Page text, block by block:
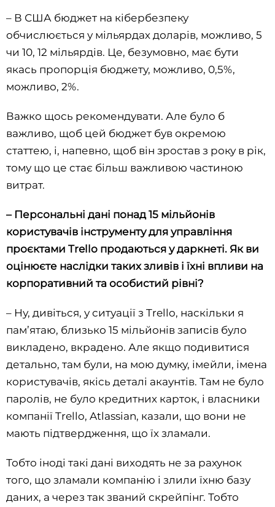
– В США бюджет на кібербезпеку
обчислюється у мільярдах доларів, можливо, 5
чи 10, 12 мільярдів. Це, безумовно, має бути
якась пропорція бюджету, можливо, 0,5%,
можливо, 2%.
Важко щось рекомендувати. Але було б
важливо, щоб цей бюджет був окремою
статтею, і, напевно, щоб він зростав з року в рік,
тому що це стає більш важливою частиною
витрат.
– Персональні дані понад 15 мільйонів
користувачів інструменту для управління
проєктами Trello продаються у даркнеті. Як ви
оцінюєте наслідки таких зливів і їхні впливи на
корпоративний та особистий рівні?
– Ну, дивіться, у ситуації з Trello, наскільки я
пам’ятаю, близько 15 мільйонів записів було
викладено, вкрадено. Але якщо подивитися
детально, там були, на мою думку, імейли, імена
користувачів, якісь деталі акаунтів. Там не було
паролів, не було кредитних карток, і власники
компанії Trello, Atlassian, казали, що вони не
мають підтвердження, що їх зламали.
Тобто іноді такі дані виходять не за рахунок
того, що зламали компанію і злили їхню базу
даних, а через так званий скрейпінг. Тобто